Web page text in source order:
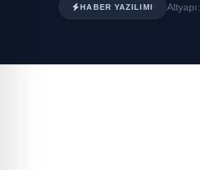
HABER YAZILIMI Altyapı: